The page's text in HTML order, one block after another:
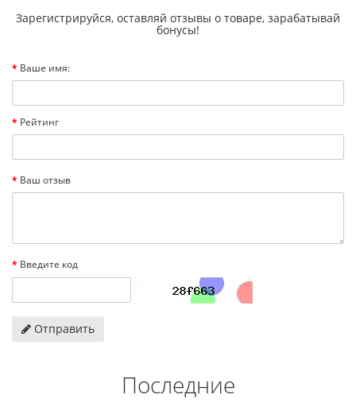
Зарегистрируйся, оставляй отзывы о товаре, зарабатывай
бонусы!
Ваше имя:
Рейтинг
Ваш отзыв
Введите код
Отправить
Последние